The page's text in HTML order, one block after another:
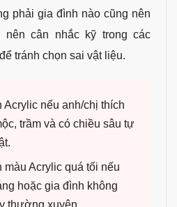
phải gia đình nào cũng nên
nên cân nhắc kỹ trong các
tránh chọn sai vật liệu.
Acrylic nếu anh/chị thích
trầm và có chiều sâu tự
màu Acrylic quá tối nếu
hoặc gia đình không